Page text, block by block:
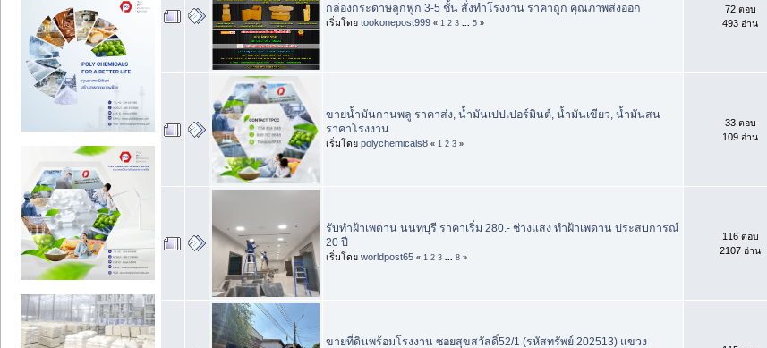
กล่องกระดาษลูกฟูก 3-5 ชั้น สั่งทำโรงงาน ราคาถูก คุณภาพส่งออก
เริ่มโดย tookonepost999 « 1 2 3 5 »
72 ตอบ
493 อ่าน
ขายน้ำมันกานพลู ราคาส่ง, น้ำมันเปปเปอร์มินต์, น้ำมันเขียว, น้ำมันสน
ราคาโรงงาน
เริ่มโดย polychemicals8 « 1 2 3 »
33 ตอบ
109 อ่าน
รับทำฝ้าเพดาน นนทบุรี ราคาเริ่ม 280.- ช่างแสง ทำฝ้าเพดาน ประสบการณ์
20 ปี
เริ่มโดย worldpost65 « 1 2 3 8 »
116 ตอบ
2107 อ่าน
ขายที่ดินพร้อมโรงงาน ซอยสุขสวัสดิ์52/1 (รหัสทรัพย์ 202513) แขวง